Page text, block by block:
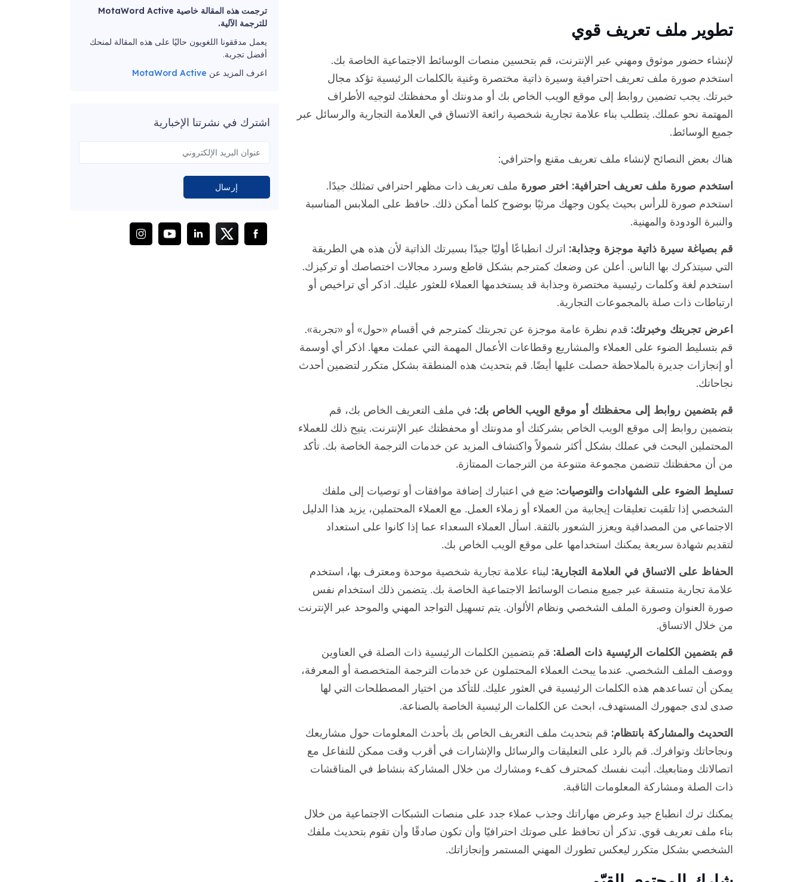
تطوير ملف تعريف قوي
لإنشاء حضور موثوق ومهني عبر الإنترنت، قم بتحسين منصات الوسائط الاجتماعية الخاصة بك.
استخدم صورة ملف تعريف احترافية وسيرة ذاتية مختصرة وغنية بالكلمات الرئيسية تؤكد مجال
خبرتك. يجب تضمين روابط إلى موقع الويب الخاص بك أو مدونتك أو محفظتك لتوجيه الأطراف
المهتمة نحو عملك. يتطلب بناء علامة تجارية شخصية رائعة الاتساق في العلامة التجارية والرسائل عبر
جميع الوسائط.
هناك بعض النصائح لإنشاء ملف تعريف مقنع واحترافي:
استخدم صورة ملف تعريف احترافية: اختر صورة ملف تعريف ذات مظهر احترافي تمثلك جيدًا.
استخدم صورة للرأس بحيث يكون وجهك مرئيًا بوضوح كلما أمكن ذلك. حافظ على الملابس المناسبة
والنبرة الودودة والمهنية.
قم بصياغة سيرة ذاتية موجزة وجذابة: اترك انطباعًا أوليًا جيدًا بسيرتك الذاتية لأن هذه هي الطريقة
التي سيتذكرك بها الناس. أعلن عن وضعك كمترجم بشكل قاطع وسرد مجالات اختصاصك أو تركيزك.
استخدم لغة وكلمات رئيسية مختصرة وجذابة قد يستخدمها العملاء للعثور عليك. اذكر أي تراخيص أو
ارتباطات ذات صلة بالمجموعات التجارية.
اعرض تجربتك وخبرتك: قدم نظرة عامة موجزة عن تجربتك كمترجم في أقسام «حول» أو «تجربة».
قم بتسليط الضوء على العملاء والمشاريع وقطاعات الأعمال المهمة التي عملت معها. اذكر أي أوسمة
أو إنجازات جديرة بالملاحظة حصلت عليها أيضًا. قم بتحديث هذه المنطقة بشكل متكرر لتضمين أحدث
نجاحاتك.
قم بتضمين روابط إلى محفظتك أو موقع الويب الخاص بك: في ملف التعريف الخاص بك، قم
بتضمين روابط إلى موقع الويب الخاص بشركتك أو مدونتك أو محفظتك عبر الإنترنت. يتيح ذلك للعملاء
المحتملين البحث في عملك بشكل أكثر شمولاً واكتشاف المزيد عن خدمات الترجمة الخاصة بك. تأكد
من أن محفظتك تتضمن مجموعة متنوعة من الترجمات الممتازة.
تسليط الضوء على الشهادات والتوصيات: ضع في اعتبارك إضافة موافقات أو توصيات إلى ملفك
الشخصي إذا تلقيت تعليقات إيجابية من العملاء أو زملاء العمل. مع العملاء المحتملين، يزيد هذا الدليل
الاجتماعي من المصداقية ويعزز الشعور بالثقة. اسأل العملاء السعداء عما إذا كانوا على استعداد
لتقديم شهادة سريعة يمكنك استخدامها على موقع الويب الخاص بك.
الحفاظ على الاتساق في العلامة التجارية: لبناء علامة تجارية شخصية موحدة ومعترف بها، استخدم
علامة تجارية متسقة عبر جميع منصات الوسائط الاجتماعية الخاصة بك. يتضمن ذلك استخدام نفس
صورة العنوان وصورة الملف الشخصي ونظام الألوان. يتم تسهيل التواجد المهني والموحد عبر الإنترنت
من خلال الاتساق.
قم بتضمين الكلمات الرئيسية ذات الصلة: قم بتضمين الكلمات الرئيسية ذات الصلة في العناوين
ووصف الملف الشخصي. عندما يبحث العملاء المحتملون عن خدمات الترجمة المتخصصة أو المعرفة،
يمكن أن تساعدهم هذه الكلمات الرئيسية في العثور عليك. للتأكد من اختيار المصطلحات التي لها
صدى لدى جمهورك المستهدف، ابحث عن الكلمات الرئيسية الخاصة بالصناعة.
التحديث والمشاركة بانتظام: قم بتحديث ملف التعريف الخاص بك بأحدث المعلومات حول مشاريعك
ونجاحاتك وتوافرك. قم بالرد على التعليقات والرسائل والإشارات في أقرب وقت ممكن للتفاعل مع
اتصالاتك ومتابعيك. أثبت نفسك كمحترف كفء ومشارك من خلال المشاركة بنشاط في المناقشات
ذات الصلة ومشاركة المعلومات الثاقبة.
يمكنك ترك انطباع جيد وعرض مهاراتك وجذب عملاء جدد على منصات الشبكات الاجتماعية من خلال
بناء ملف تعريف قوي. تذكر أن تحافظ على صوتك احترافيًا وأن تكون صادقًا وأن تقوم بتحديث ملفك
الشخصي بشكل متكرر ليعكس تطورك المهني المستمر وإنجازاتك.
ترجمت هذه المقالة خاصية MotaWord Active
للترجمة الآلية.
يعمل مدققونا اللغويون حاليًا على هذه المقالة لمنحك
أفضل تجربة.
اعرف المزيد عن MotaWord Active
اشترك في نشرتنا الإخبارية
إرسال